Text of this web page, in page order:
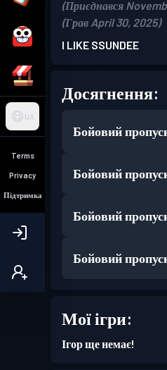
UA
Terms
Privacy
Підтримка
(Приєднався
(Грав April 30, 2025)
I LIKE SSUNDEE
Досягнення:
Бойовий
Бойовий
Бойовий
Бойовий
Мої ігри:
Ігор ще немає!